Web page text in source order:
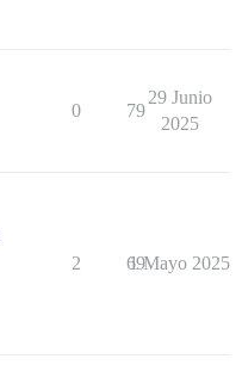
0 79
29 Junio
2025
2 69
1 Mayo 2025